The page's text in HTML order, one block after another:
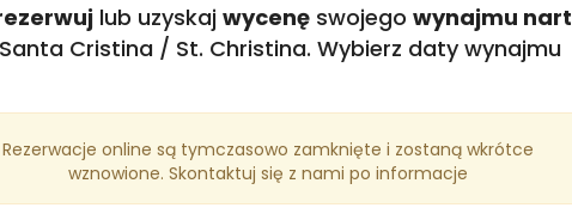
lub uzyskaj wycenęswojego wynajmu nart
Cristina / St. Christina. Wybierz daty wynajmu
Rezerwacje online są tymczasowo zamknięte i zostaną wkrótce
wznowione. Skontaktuj się z nami po informacje